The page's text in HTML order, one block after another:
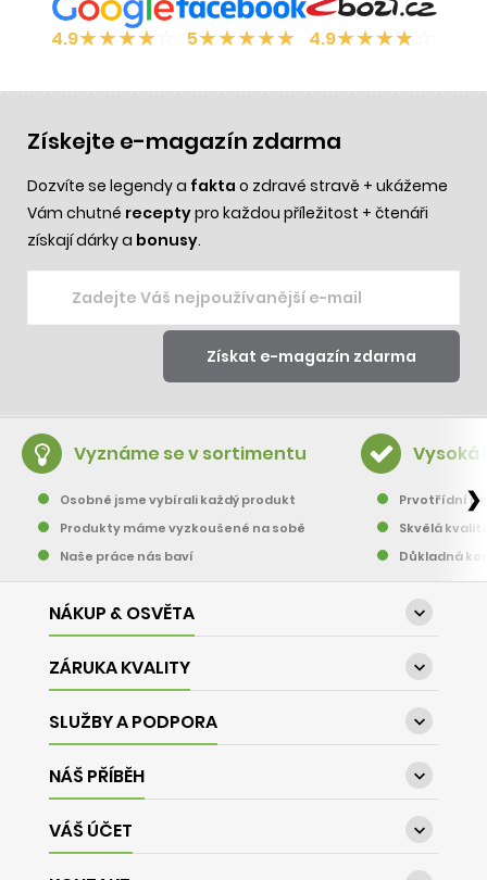
4.9★★★★ 5★★★★★ 4.9★★★★
Získejte e-magazín zdarma
Dozvíte se legendy a fakta o zdravé stravě + ukážeme
Vám chutné receptypro každou příležitost + čtenáři
získají dárky a bonusy.
Vyznáme se v sortimentu
Osobně jsme vybírali každý produkt
Produkty máme vyzkoušené na sobě
Naše práce nás baví
Vysoká
Prvotřídní
Skvělá
Důkladná
❯
NÁKUP & OSVĚTA 
ZÁRUKA KVALITY 
SLUŽBY A PODPORA 
NÁŠ PŘÍBĚH 
VÁŠ ÚČET 